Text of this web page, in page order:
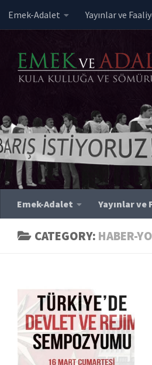
Skip to content
Emek-Adalet Yayınlar ve
Emek-Adalet Yayınlar
CATEGORY: HABER-